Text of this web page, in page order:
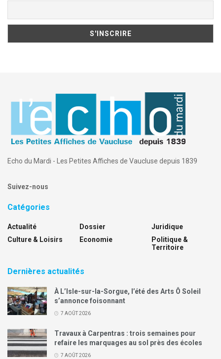
Echo du Mardi - Les Petites Affiches de Vaucluse depuis 1839
Suivez-nous
Catégories
Actualité
Culture & Loisirs
Dossier
Economie
Juridique
Politique &
Territoire
Dernières actualités
À L’Isle-sur-la-Sorgue, l’été des Arts Ô Soleil
s’annonce foisonnant
7 AOÛT 2026
Travaux à Carpentras : trois semaines pour
refaire les marquages au sol près des écoles
7 AOÛT 2026